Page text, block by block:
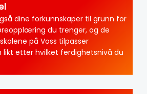
dine forkunnskaper til grunn for
du trenger, og de
på Voss tilpasser
etter hvilket ferdighetsnivå du